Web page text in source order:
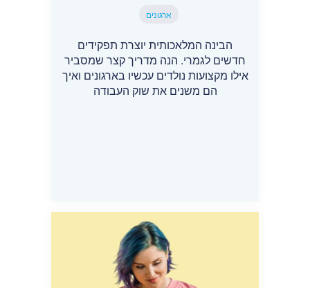
ארגונים
הבינה המלאכותית יוצרת תפקידים
חדשים לגמרי. הנה מדריך קצר שמסביר
אילו מקצועות נולדים עכשיו בארגונים ואיך
הם משנים את שוק העבודה